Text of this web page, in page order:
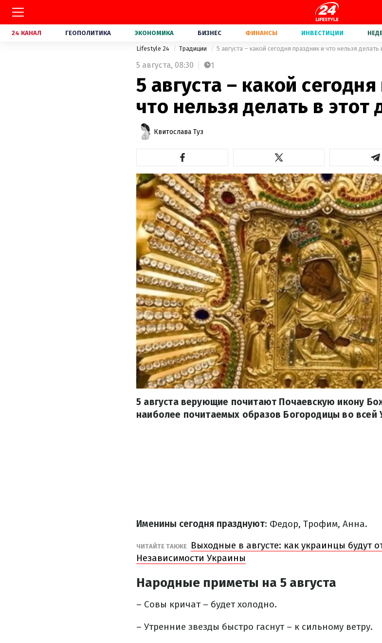
24 КАНАЛ ГЕОПОЛИТИКА ЭКОНОМИКА БИЗНЕС ФИНАНСЫ ИНВЕСТИЦИИ
Lifestyle 24 Традиции 5 августа – какой сегодня праздник и что нельзя делать
5 августа, 08:30 1
5 августа – какой
что нельзя делать в этот
Квитослава Туз
5 августа верующие почитают Почаевскую икону
наиболее почитаемых образов Богородицы во всей
Именины сегодня празднуют: Федор, Трофим, Анна.
ЧИТАЙТЕ ТАКЖЕ
Выходные в августе: как украинцы будут
Независимости Украины
Народные приметы на 5 августа
– Совы кричат ​​– будет холодно.
– Утренние звезды быстро гаснут – к сильному ветру.